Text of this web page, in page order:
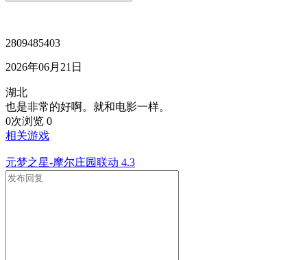
2809485403
2026年06月21日
湖北
也是非常的好啊。就和电影一样。
0次浏览 0
相关游戏
元梦之星-摩尔庄园联动 4.3